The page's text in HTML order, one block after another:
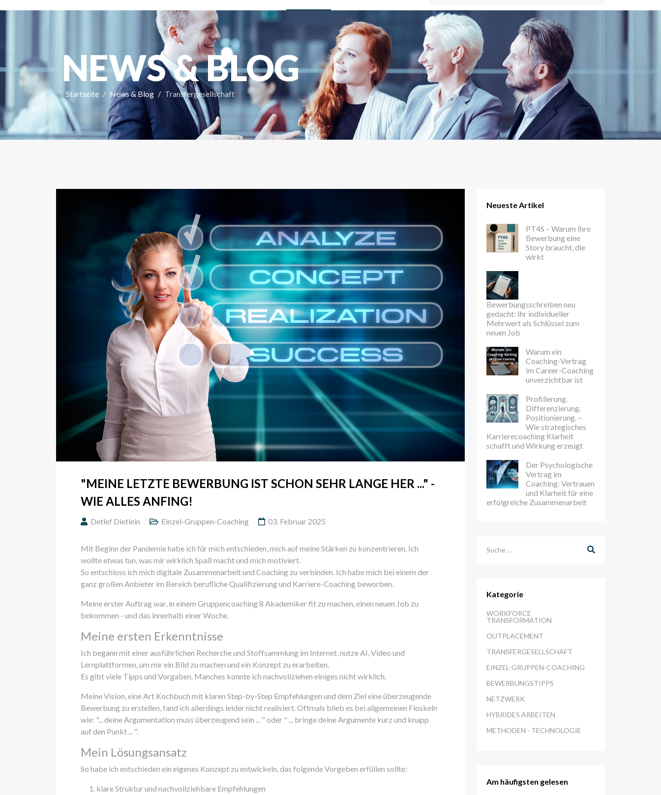
NEWS & BLOG
Startseite News & Blog Transfergesellschaft
"MEINE LETZTE BEWERBUNG IST SCHON SEHR LANGE HER ..." -
WIE ALLES ANFING!
Detlef Dietlein Einzel-Gruppen-Coaching 03. Februar 2025
Mit Beginn der Pandemie habe ich für mich entschieden, mich auf meine Stärken zu konzentrieren. Ich
wollte etwas tun, was mir wirklich Spaß macht und mich motiviert.
So entschloss ich mich digitale Zusammenarbeit und Coaching zu verbinden. Ich habe mich bei einem der
ganz großen Anbieter im Bereich berufliche Qualifizierung und Karriere-Coaching beworben.
Meine erster Auftrag war, in einem Gruppencoaching 8 Akademiker fit zu machen, einen neuen Job zu
bekommen - und das innerhalb einer Woche.
Meine ersten Erkenntnisse
Ich begann mit einer ausführlichen Recherche und Stoffsammlung im Internet, nutze AI, Video und
Lernplattformen, um mir ein Bild zu machen und ein Konzept zu erarbeiten.
Es gibt viele Tipps und Vorgaben. Manches konnte ich nachvollziehen einiges nicht wirklich.
Meine Vision, eine Art Kochbuch mit klaren Step-by-Step Empfehlungen und dem Ziel eine überzeugende
Bewerbung zu erstellen, fand ich allerdings leider nicht realisiert. Oftmals blieb es bei allgemeinen Floskeln
wie: "... deine Argumentation muss überzeugend sein ... " oder " ... bringe deine Argumente kurz und knapp
auf den Punkt ... ".
Mein Lösungsansatz
So habe ich entschieden ein eigenes Konzept zu entwickeln, das folgende Vorgeben erfüllen sollte:
klare Struktur und nachvollziehbare Empfehlungen
Neueste Artikel
PT4S – Warum Ihre
Bewerbung eine
Story braucht, die
wirkt
Bewerbungsschreiben neu
gedacht: Ihr individueller
Mehrwert als Schlüssel zum
neuen Job
Warum ein
Coaching-Vertrag
im Career-Coaching
unverzichtbar ist
Profilierung.
Differenzierung.
Positionierung. –
Wie strategisches
Karrierecoaching Klarheit
schafft und Wirkung erzeugt
Der Psychologische
Vertrag im
Coaching: Vertrauen
und Klarheit für eine
erfolgreiche Zusammenarbeit
Kategorie
WORKFORCE
TRANSFORMATION
OUTPLACEMENT
TRANSFERGESELLSCHAFT
EINZEL-GRUPPEN-COACHING
BEWERBUNGSTIPPS
NETZWERK
HYBRIDES ARBEITEN
METHODEN - TECHNOLOGIE
Am häufigsten gelesen